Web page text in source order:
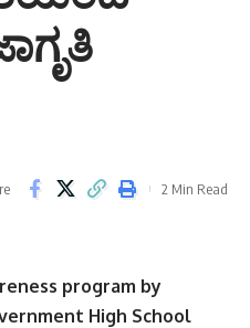
2 Min Read
program by
High School